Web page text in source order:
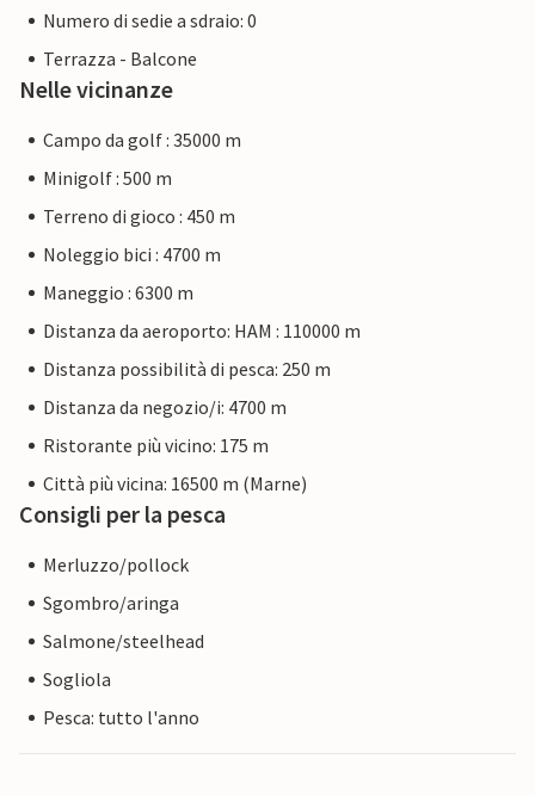
Numero di sedie a sdraio: 0
Terrazza - Balcone
Nelle vicinanze
Campo da golf : 35000 m
Minigolf : 500 m
Terreno di gioco : 450 m
Noleggio bici : 4700 m
Maneggio : 6300 m
Distanza da aeroporto: HAM : 110000 m
Distanza possibilità di pesca: 250 m
Distanza da negozio/i: 4700 m
Ristorante più vicino: 175 m
Città più vicina: 16500 m (Marne)
Consigli per la pesca
Merluzzo/pollock
Sgombro/aringa
Salmone/steelhead
Sogliola
Pesca: tutto l'anno